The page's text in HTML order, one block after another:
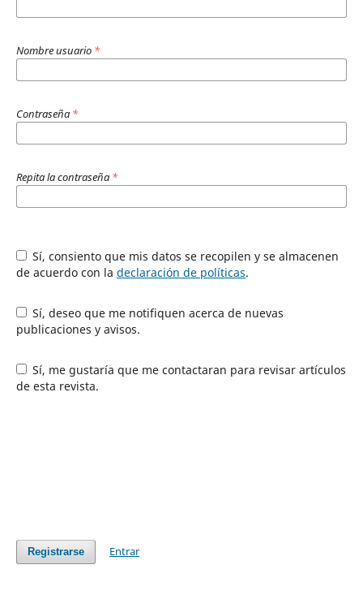
Nombre usuario *
Contraseña *
Repita la contraseña *
Sí, consiento que mis datos se recopilen y se almacenen
de acuerdo con la declaración de políticas.
Sí, deseo que me notifiquen acerca de nuevas
publicaciones y avisos.
Sí, me gustaría que me contactaran para revisar artículos
de esta revista.
Registrarse Entrar